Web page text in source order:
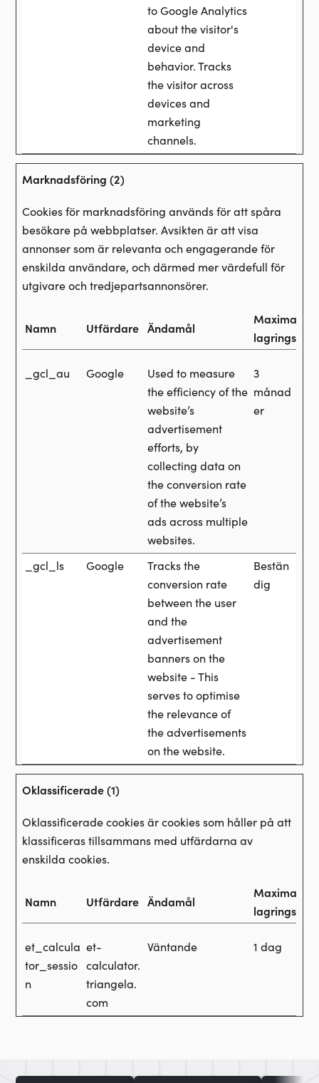
to Google Analytics
about the visitor's
device and
behavior. Tracks
the visitor across
devices and
marketing
channels.
Marknadsföring (2)
Cookies för marknadsföring används för att spåra
besökare på webbplatser. Avsikten är att visa
annonser som är relevanta och engagerande för
enskilda användare, och därmed mer värdefull för
utgivare och tredjepartsannonsörer.
Namn Utfärdare Ändamål
Maximal
lagringstid
_gcl_au Google
Used to measure
the efficiency of the
website’s
advertisement
efforts, by
collecting data on
the conversion rate
of the website’s
ads across multiple
websites.
3
månad
er
_gcl_ls Google
Tracks the
conversion rate
between the user
and the
advertisement
banners on the
website - This
serves to optimise
the relevance of
the advertisements
on the website.
Bestän
dig
Oklassificerade (1)
Oklassificerade cookies är cookies som håller på att
klassificeras tillsammans med utfärdarna av
enskilda cookies.
Namn Utfärdare Ändamål
Maximal
lagringstid
et_calcula
tor_sessio
n
et-
calculator.
triangela.
com
Väntande 1 dag